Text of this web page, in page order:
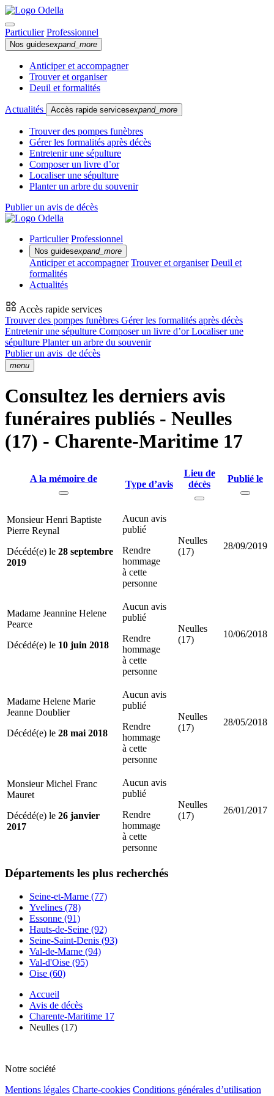
Particulier Professionnel
Nos guidesexpand_more
Anticiper et accompagner
Trouver et organiser
Deuil et formalités
Actualités Accès rapide servicesexpand_more
Trouver des pompes funèbres
Gérer les formalités après décès
Entretenir une sépulture
Composer un livre d’or
Localiser une sépulture
Planter un arbre du souvenir
Publier un avis de décès
Particulier Professionnel
Nos guidesexpand_more
Anticiper et accompagner Trouver et organiser Deuil et
formalités
Actualités
Accès rapide services
Trouver des pompes funèbres Gérer les formalités après décès
Entretenir une sépulture Composer un livre d’orLocaliser une
sépulture Planter un arbre du souvenir
Publier un avis de décès
menu
Consultez les derniers avis
funéraires publiés - Neulles
(17) - Charente-Maritime 17
A la mémoire de
Type d’avis
Lieu de
décès
Publié le
Monsieur Henri Baptiste
Pierre Reynal
Décédé(e) le 28 septembre
2019
Aucun avis
publié
Rendre
hommage
à cette
personne
Neulles
(17)
28/09/2019
Madame Jeannine Helene
Pearce
Décédé(e) le 10 juin 2018
Aucun avis
publié
Rendre
hommage
à cette
personne
Neulles
(17)
10/06/2018
Madame Helene Marie
Jeanne Doublier
Décédé(e) le 28 mai 2018
Aucun avis
publié
Rendre
hommage
à cette
personne
Neulles
(17)
28/05/2018
Monsieur Michel Franc
Mauret
Décédé(e) le 26 janvier
2017
Aucun avis
publié
Rendre
hommage
à cette
personne
Neulles
(17)
26/01/2017
Départements les plus recherchés
Seine-et-Marne (77)
Yvelines (78)
Essonne (91)
Hauts-de-Seine (92)
Seine-Saint-Denis (93)
Val-de-Marne (94)
Val-d'Oise (95)
Oise (60)
Accueil
Avis de décès
Charente-Maritime 17
Neulles (17)
Notre société
Mentions légales Charte-cookies Conditions générales d’utilisation